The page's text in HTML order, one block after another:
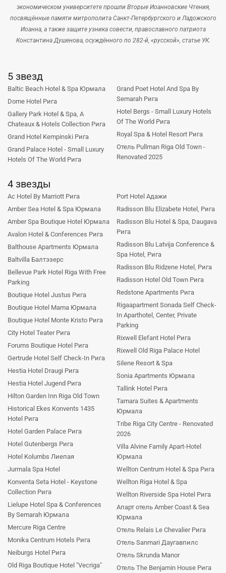
экономическом университете прошли Вторые Иоанновские Чтения,
посвящённые памяти митрополита Санкт-Петербургского и Ладожского
Иоанна, а также защите узника совести, православного патриота
Константина Душенова, осуждённого по 282-й, «русской», статье УК.
5 звезд
Baltic Beach Hotel & Spa Юрмала
Dome Hotel Рига
Gallery Park Hotel & Spa, A
Chateaux & Hotels Collection Рига
Grand Hotel Kempinski Рига
Grand Palace Hotel - Small Luxury
Hotels Of The World Рига
Grand Poet Hotel And Spa By
Semarah Рига
Hotel Bergs - Small Luxury Hotels
Of The World Рига
Royal Spa & Hotel Resort Рига
Отель Pullman Riga Old Town -
Renovated 2025
4 звезды
Ac Hotel By Marriott Рига
Amber Sea Hotel & Spa Юрмала
Amber Spa Boutique Hotel Юрмала
Avalon Hotel & Conferences Рига
Balthouse Apartments Юрмала
Baltvilla Балтэзерс
Bellevue Park Hotel Riga With Free
Parking
Boutique Hotel Justus Рига
Boutique Hotel Mama Юрмала
Boutique Hotel Monte Kristo Рига
City Hotel Teater Рига
Forums Boutique Hotel Рига
Gertrude Hotel Self Check-In Рига
Hestia Hotel Draugi Рига
Hestia Hotel Jugend Рига
Hilton Garden Inn Riga Old Town
Historical Ekes Konvents 1435
Hotel Рига
Hotel Garden Palace Рига
Hotel Gutenbergs Рига
Hotel Kolumbs Лиепая
Jurmala Spa Hotel
Konventa Seta Hotel - Keystone
Collection Рига
Lielupe Hotel Spa & Conferences
By Semarah Юрмала
Mercure Riga Centre
Monika Centrum Hotels Рига
Neiburgs Hotel Рига
Old Riga Boutique Hotel "Vecriga"
Port Hotel Адажи
Radisson Blu Elizabete Hotel, Рига
Radisson Blu Hotel & Spa, Daugava
Рига
Radisson Blu Latvija Conference &
Spa Hotel, Рига
Radisson Blu Ridzene Hotel, Рига
Radisson Hotel Old Town Рига
Redstone Apartments Рига
Rigaapartment Sonada Self Check-
In Aparthotel, Center, Private
Parking
Rixwell Elefant Hotel Рига
Rixwell Old Riga Palace Hotel
Silene Resort & Spa
Sonia Apartments Юрмала
Tallink Hotel Рига
Tamara Suites & Apartments
Юрмала
Tribe Riga City Centre - Renovated
2026
Villa Alvine Family Apart-Hotel
Юрмала
Wellton Centrum Hotel & Spa Рига
Wellton Riga Hotel & Spa
Wellton Riverside Spa Hotel Рига
Апарт отель Amber Coast & Sea
Юрмала
Отель Relais Le Chevalier Рига
Отель Sanmari Даугавпилс
Отель Skrunda Manor
Отель The Benjamin House Рига